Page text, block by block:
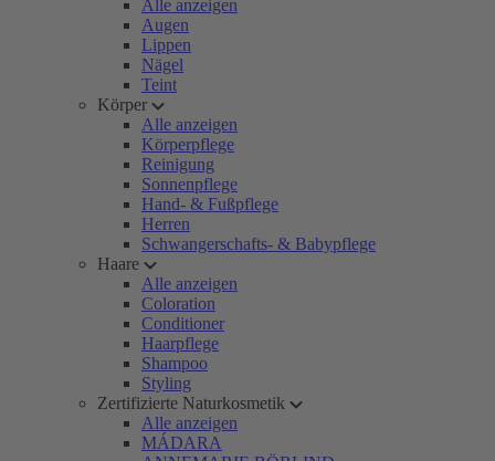
Alle anzeigen
Augen
Lippen
Nägel
Teint
Körper
Alle anzeigen
Körperpflege
Reinigung
Sonnenpflege
Hand- & Fußpflege
Herren
Schwangerschafts- & Babypflege
Haare
Alle anzeigen
Coloration
Conditioner
Haarpflege
Shampoo
Styling
Zertifizierte Naturkosmetik
Alle anzeigen
MÁDARA